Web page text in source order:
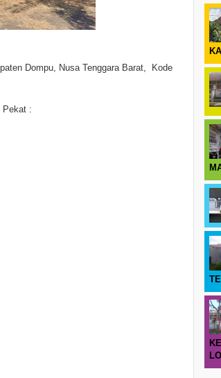
Dompu, Nusa Tenggara Barat, Kode
Pekat :